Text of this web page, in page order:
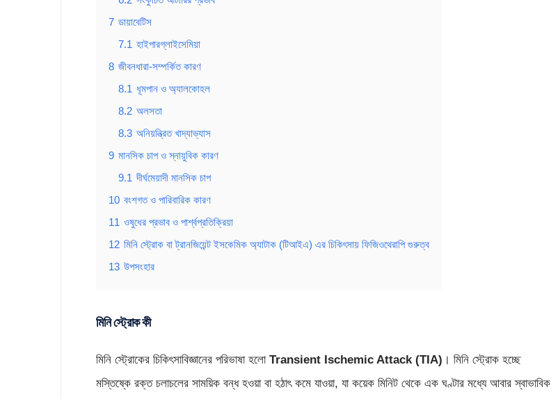
7 ডায়াবেটিস
7.1 হাইপারগ্লাইসেমিয়া
8 জীবনধারা-সম্পর্কিত কারণ
8.1 ধূমপান ও অ্যালকোহল
8.2 অলসতা
8.3 অনিয়ন্ত্রিত খাদ্যাভ্যাস
9 মানসিক চাপ ও স্নায়ুবিক কারণ
9.1 দীর্ঘমেয়াদী মানসিক চাপ
10 বংশগত ও পারিবারিক কারণ
11 ওষুধের প্রভাব ও পার্শ্বপ্রতিক্রিয়া
12 মিনি স্ট্রোক বা ট্রানজিয়েন্ট ইসকেমিক অ্যাটাক (টিআইএ) এর চিকিৎসায় ফিজিওথেরাপি গুরুত্ব
13 উপসংহার
মিনি স্ট্রোক কী
মিনি স্ট্রোকের চিকিৎসাবিজ্ঞানের পরিভাষা হলো Transient Ischemic Attack (TIA) । মিনি স্ট্রোক হচ্ছে
মস্তিষ্কে রক্ত চলাচলের সাময়িক বন্ধ হওয়া বা হঠাৎ কমে যাওয়া, যা কয়েক মিনিট থেকে এক ঘণ্টার মধ্যে আবার স্বাভাবিক